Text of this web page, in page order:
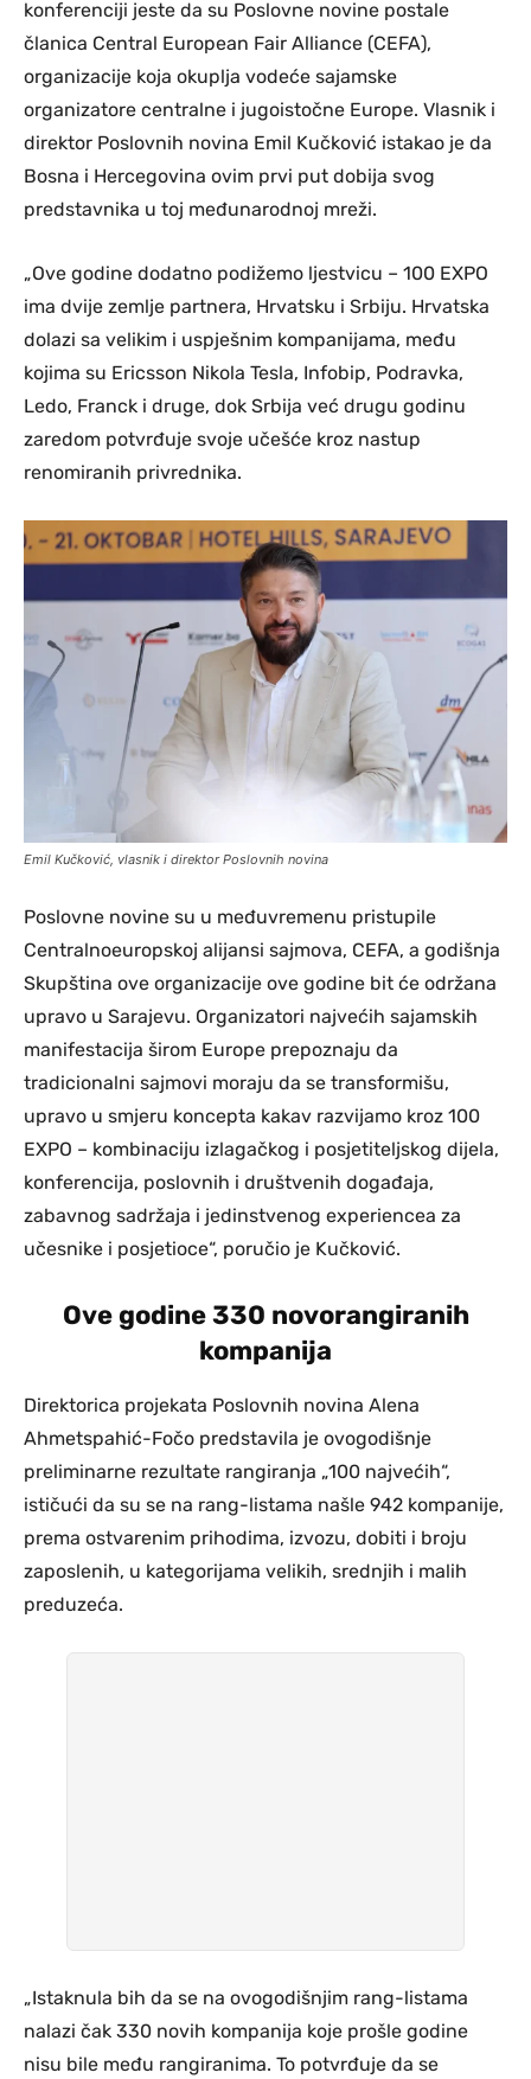
konferenciji jeste da su Poslovne novine postale
članica Central European Fair Alliance (CEFA),
organizacije koja okuplja vodeće sajamske
organizatore centralne i jugoistočne Europe. Vlasnik i
direktor Poslovnih novina Emil Kučković istakao je da
Bosna i Hercegovina ovim prvi put dobija svog
predstavnika u toj međunarodnoj mreži.
„Ove godine dodatno podižemo ljestvicu – 100 EXPO
ima dvije zemlje partnera, Hrvatsku i Srbiju. Hrvatska
dolazi sa velikim i uspješnim kompanijama, među
kojima su Ericsson Nikola Tesla, Infobip, Podravka,
Ledo, Franck i druge, dok Srbija već drugu godinu
zaredom potvrđuje svoje učešće kroz nastup
renomiranih privrednika.
Emil Kučković, vlasnik i direktor Poslovnih novina
Poslovne novine su u međuvremenu pristupile
Centralnoeuropskoj alijansi sajmova, CEFA, a godišnja
Skupština ove organizacije ove godine bit će održana
upravo u Sarajevu. Organizatori najvećih sajamskih
manifestacija širom Europe prepoznaju da
tradicionalni sajmovi moraju da se transformišu,
upravo u smjeru koncepta kakav razvijamo kroz 100
EXPO – kombinaciju izlagačkog i posjetiteljskog dijela,
konferencija, poslovnih i društvenih događaja,
zabavnog sadržaja i jedinstvenog experiencea za
učesnike i posjetioce“, poručio je Kučković.
Ove godine 330 novorangiranih
kompanija
Direktorica projekata Poslovnih novina Alena
Ahmetspahić-Fočo predstavila je ovogodišnje
preliminarne rezultate rangiranja „100 najvećih“,
ističući da su se na rang-listama našle 942 kompanije,
prema ostvarenim prihodima, izvozu, dobiti i broju
zaposlenih, u kategorijama velikih, srednjih i malih
preduzeća.
„Istaknula bih da se na ovogodišnjim rang-listama
nalazi čak 330 novih kompanija koje prošle godine
nisu bile među rangiranima. To potvrđuje da se